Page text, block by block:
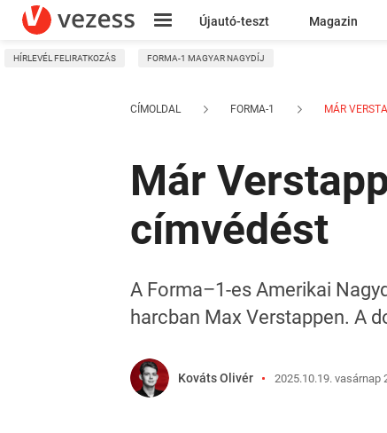
Újautó-teszt Magazin
Kresz
HÍRLEVÉL FELIRATKOZÁS FORMA-1 MAGYAR NAGYDÍJ
CÍMOLDAL FORMA-1 MÁR
Már
címvédést
A Forma–1-es Amerikai
harcban Max Verstappen. A
Kováts Olivér 2025.10.19. vasárnap